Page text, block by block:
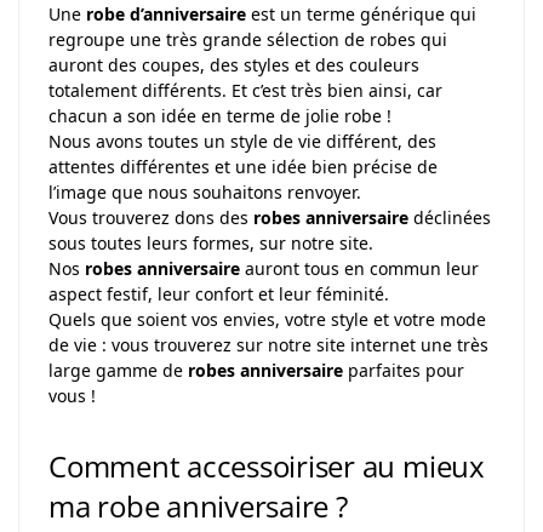
Une robe d’anniversaire est un terme générique qui
regroupe une très grande sélection de robes qui
auront des coupes, des styles et des couleurs
totalement différents. Et c’est très bien ainsi, car
chacun a son idée en terme de jolie robe !
Nous avons toutes un style de vie différent, des
attentes différentes et une idée bien précise de
l’image que nous souhaitons renvoyer.
Vous trouverez dons des robes anniversaire déclinées
sous toutes leurs formes, sur notre site.
Nos robes anniversaire auront tous en commun leur
aspect festif, leur confort et leur féminité.
Quels que soient vos envies, votre style et votre mode
de vie : vous trouverez sur notre site internet une très
large gamme de robes anniversaire parfaites pour
vous !
Comment accessoiriser au mieux
ma robe anniversaire ?